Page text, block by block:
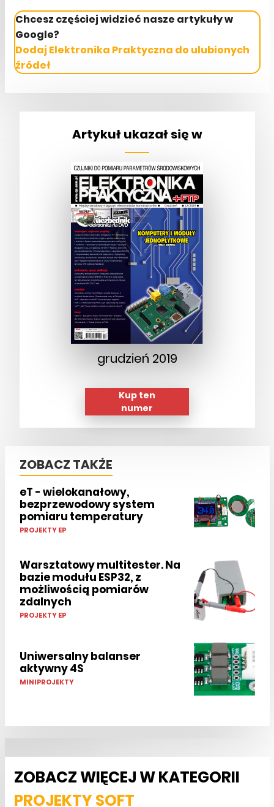
Chcesz częściej widzieć nasze artykuły w
Google?
Dodaj Elektronika Praktyczna do ulubionych
źródeł
Artykuł ukazał się w
grudzień 2019
Kup ten
numer
ZOBACZ TAKŻE
eT - wielokanałowy,
bezprzewodowy system
pomiaru temperatury
PROJEKTY EP
Warsztatowy multitester. Na
bazie modułu ESP32, z
możliwością pomiarów
zdalnych
PROJEKTY EP
Uniwersalny balanser
aktywny 4S
MINIPROJEKTY
ZOBACZ WIĘCEJ W KATEGORII
PROJEKTY SOFT